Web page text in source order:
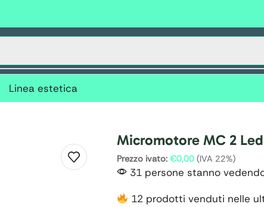
Linea estetica
Micromotore MC 2 Led
Prezzo ivato: €0,00 (IVA 22%)
31 persone stanno
12 prodotti venduti nelle